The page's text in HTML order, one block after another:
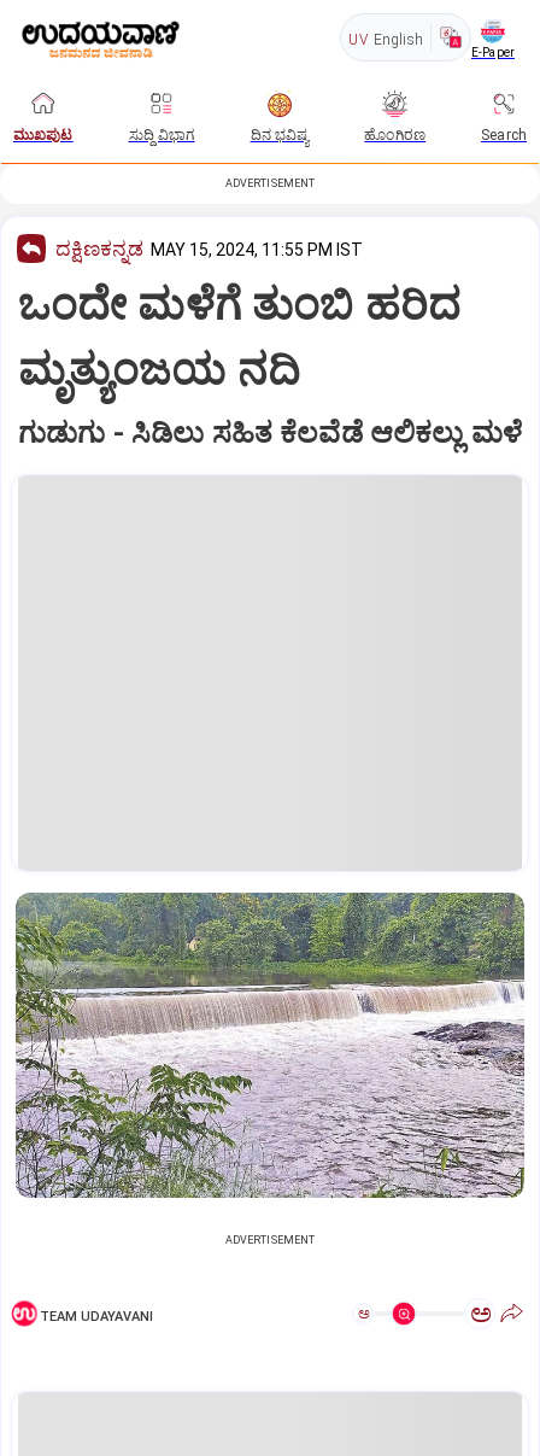
UV English
E-Paper
ಮುಖಪುಟ ಸುದ್ದಿ ವಿಭಾಗ ದಿನ ಭವಿಷ್ಯ ಹೊಂಗಿರಣ Search
ADVERTISEMENT
ದಕ್ಷಿಣಕನ್ನಡ MAY 15, 2024, 11:55 PM IST
ಒಂದೇ ಮಳೆಗೆ ತುಂಬಿ ಹರಿದ
ಮೃತ್ಯುಂಜಯ ನದಿ
ಗುಡುಗು - ಸಿಡಿಲು ಸಹಿತ ಕೆಲವೆಡೆ ಆಲಿಕಲ್ಲು ಮಳೆ
ADVERTISEMENT
TEAM UDAYAVANI ಅ ಅ